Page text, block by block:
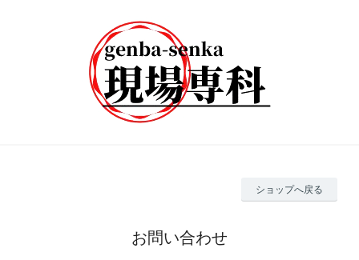
ショップへ戻る
お問い合わせ